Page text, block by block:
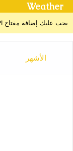
Weather
يجب عليك إضافة مفتاح API للطقس من خلال صفحة إعدادات القالب > الدمج
الأشهر